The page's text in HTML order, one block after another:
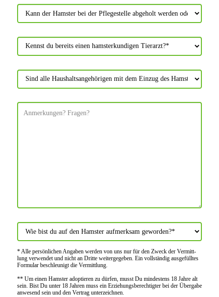
* Alle persön­lichen Angaben werden von uns nur für den Zweck der Vermitt­
lung verwendet und nicht an Dritte weiter­gegeben. Ein voll­ständig ausge­fülltes
Formular beschleu­nigt die Vermitt­lung.
** Um einen Hamster adoptieren zu dürfen, musst Du mindes­tens 18 Jahre alt
sein. Bist Du unter 18 Jahren muss ein Erziehungs­berechtigter bei der Über­gabe
anwes­end sein und den Vertrag unter­zeichnen.